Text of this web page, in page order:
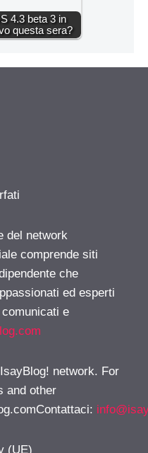
4.3 beta 3 in
questa sera?
del network
comprende siti
che
ed esperti
e
network. For
and other
:
(UE)